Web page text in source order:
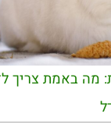
מה באמת צריך